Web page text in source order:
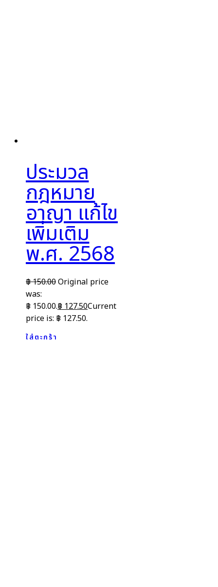
ประมวล
กฎหมาย
อาญา แก้ไข
เพิ่มเติม
พ.ศ. 2568
฿150.00Original price
was:
฿ 150.00.฿127.50Current
price is: ฿ 127.50.
ใส่ตะกร้า